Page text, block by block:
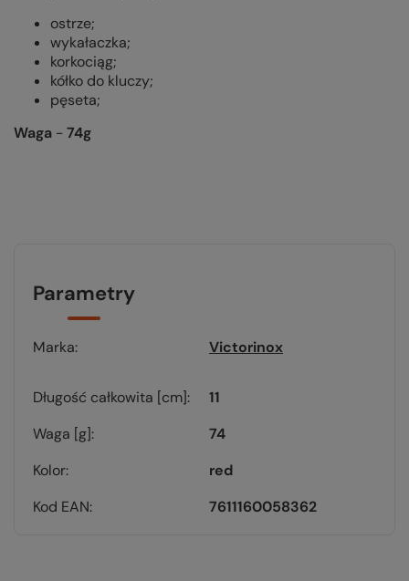
ostrze;
wykałaczka;
korkociąg;
kółko do kluczy;
pęseta;
Waga -74g
Parametry
Marka Victorinox
Długość całkowita [cm]
11
Waga [g]
74
Kolor
red
Kod EAN
7611160058362